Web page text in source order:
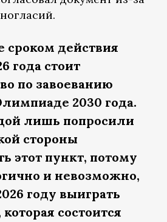
сроком действия
года стоит
по завоеванию
2030 года.
лишь попросили
стороны
этот пункт, потому
и невозможно,
году выиграть
состоится